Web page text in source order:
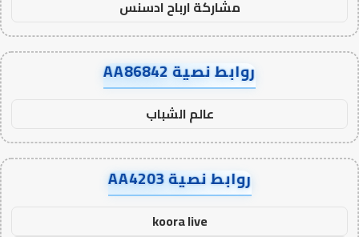
مشاركة ارباح ادسنس
روابط نصية AA86842
عالم الشباب
روابط نصية AA4203
koora live